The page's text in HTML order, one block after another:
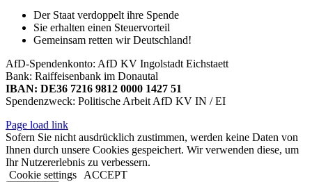
Der Staat verdoppelt ihre Spende
Sie erhalten einen Steuervorteil
Gemeinsam retten wir Deutschland!
AfD-Spendenkonto: AfD KV Ingolstadt Eichstaett
Bank: Raiffeisenbank im Donautal
IBAN: DE36 7216 9812 0000 1427 51
Spendenzweck: Politische Arbeit AfD KV IN / EI
Page load link
Sofern Sie nicht ausdrücklich zustimmen, werden keine Daten von
Ihnen durch unsere Cookies gespeichert. Wir verwenden diese, um
Ihr Nutzererlebnis zu verbessern.
Cookie settings
ACCEPT